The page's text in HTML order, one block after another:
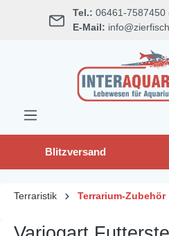
springen Tel.: 06461-
E-Mail:
Blitzversand
Terraristik Terrarium-Zubehör